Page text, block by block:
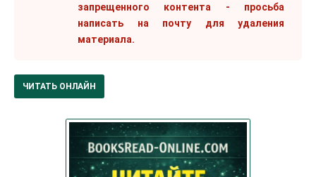
запрещенного контента - просьба
написать на почту для удаления
материала.
ЧИТАТЬ ОНЛАЙН